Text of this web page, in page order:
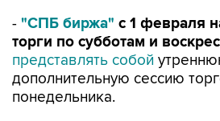
- "СПБ биржа" с 1 февраля
торги по субботам и
представлять собой
дополнительную сессию
понедельника.